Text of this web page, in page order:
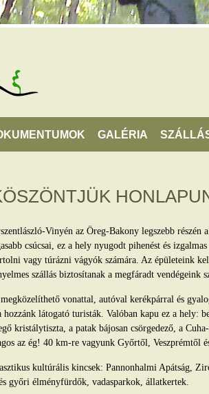
GALÉRIA
Vinyén az Öreg-Bakony legszebb részén
csúcsai, ez a hely nyugodt pihenést és
vagy túrázni vágyók számára. Az épületeink
szállás biztosítanak a megfáradt vendégeink
vonattal, autóval kerékpárral és
látogató turisták. Valóban kapu ez a hely:
kristálytiszta, a patak bájosan csörgedező, a
az ég! 40 km-re vagyunk Győrtől, Veszprémtől
kultúrális kincsek: Pannonhalmi Apátság,
győri élményfürdők, vadasparkok, állatkertek.